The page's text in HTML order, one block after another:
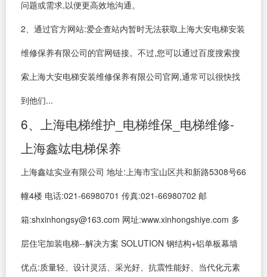
问题或需求,以便更高效地沟通。
2、通过官方网站:爱企查站内暂时无法获取上海大安电梯安装
维修保养有限公司的官网链接。不过,您可以通过百度搜索搜
索上海大安电梯安装维修保养有限公司官网,通常可以很快找
到他们...
6、上海电梯维护_电梯维保_电梯维修-
上海鑫竑电梯保养
上海鑫竑实业有限公司 地址:上海市宝山区共和新路5308号66
幢4楼 电话:021-66980701 传真:021-66980702 邮
箱:shxinhongsy@163.com 网址:www.xinhongshiye.com 多
层住宅加装电梯--解决方案 SOLUTION 钢结构+铝单板幕墙
优点:质量轻、设计灵活、采光好、抗震性能好、当代化元素